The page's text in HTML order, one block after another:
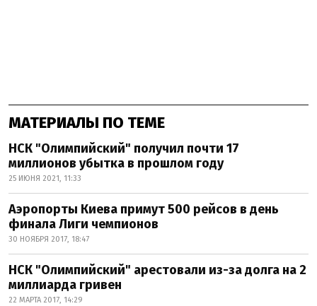
МАТЕРИАЛЫ ПО ТЕМЕ
НСК "Олимпийский" получил почти 17
миллионов убытка в прошлом году
25 ИЮНЯ 2021, 11:33
Аэропорты Киева примут 500 рейсов в день
финала Лиги чемпионов
30 НОЯБРЯ 2017, 18:47
НСК "Олимпийский" арестовали из-за долга на 2
миллиарда гривен
22 МАРТА 2017, 14:29